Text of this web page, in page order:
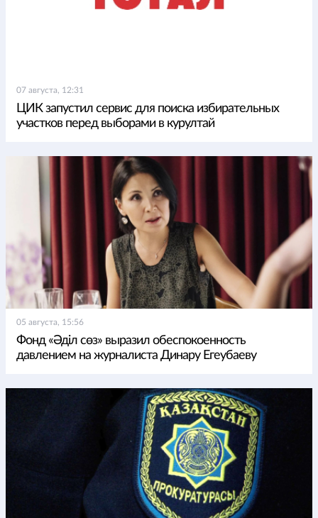
07 августа, 12:31
ЦИК запустил сервис для поиска избирательных
участков перед выборами в курултай
05 августа, 15:56
Фонд «Әділ сөз» выразил обеспокоенность
давлением на журналиста Динару Егеубаеву